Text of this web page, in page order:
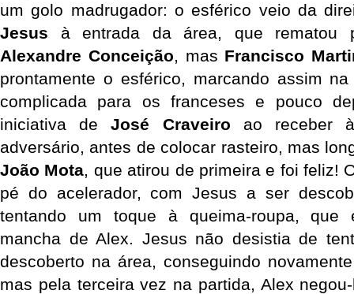
um golo madrugador: o esférico veio da
Jesus à entrada da área, que rematou
Alexandre Conceição, mas Francisco
prontamente o esférico, marcando assim
complicada para os franceses e pouco
iniciativa deJosé Craveiro ao receber
adversário, antes de colocar rasteiro, mas
João Mota, que atirou de primeira e foi feliz!
pé do acelerador, com Jesus a ser
tentando um toque à queima-roupa, que
mancha de Alex. Jesus não desistia de
descoberto na área, conseguindo
mas pela terceira vez na partida, Alex